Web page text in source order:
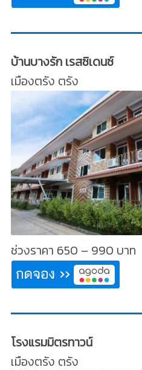
บ้านบางรัก เรสซิเดนซ์
เมืองตรัง ตรัง
ช่วงราคา 650 – 990 บาท
โรงแรมมิตรทาวน์
เมืองตรัง ตรัง